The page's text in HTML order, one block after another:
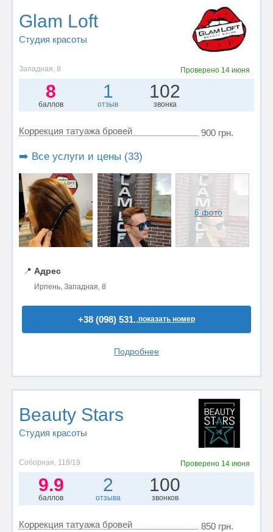
Glam Loft
Студия красоты
Западная, 8 Проверено 14 июня
8
баллов
1
отзыв
102
звонка
Коррекция татуажа бровей 900 грн.
➡️ Все услуги и цены (33)
6 фото
📍 Адрес
Ирпень, Западная, 8
+38 (098) 531..показать номер
Подробнее
Beauty Stars
Студия красоты
Соборная, 118/19 Проверено 14 июня
9.9
баллов
2
отзыва
100
звонков
Коррекция татуажа бровей 850 грн.